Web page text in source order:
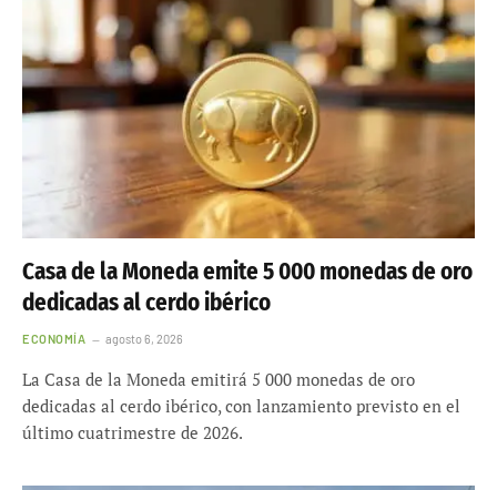
Casa de la Moneda emite 5 000 monedas de oro
dedicadas al cerdo ibérico
ECONOMÍA agosto 6, 2026
La Casa de la Moneda emitirá 5 000 monedas de oro
dedicadas al cerdo ibérico, con lanzamiento previsto en el
último cuatrimestre de 2026.